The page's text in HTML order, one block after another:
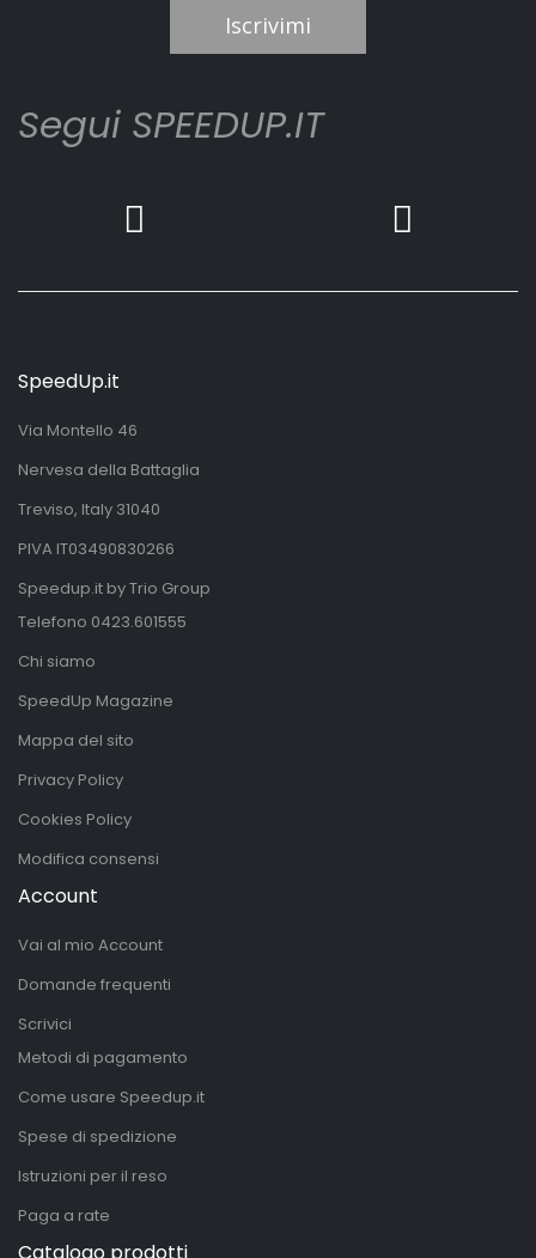
Iscrivimi
Segui SPEEDUP.IT
SpeedUp.it
Via Montello 46
Nervesa della Battaglia
Treviso, Italy 31040
PIVA IT03490830266
Speedup.it by Trio Group
Telefono 0423.601555
Chi siamo
SpeedUp Magazine
Mappa del sito
Privacy Policy
Cookies Policy
Modifica consensi
Account
Vai al mio Account
Domande frequenti
Scrivici
Metodi di pagamento
Come usare Speedup.it
Spese di spedizione
Istruzioni per il reso
Paga a rate